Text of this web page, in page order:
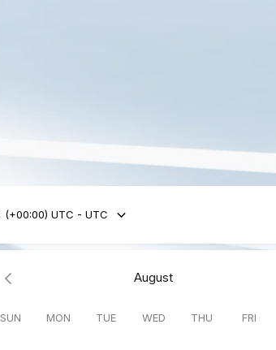
(+00:00) UTC - UTC
August
SUN MON TUE WED THU FRI